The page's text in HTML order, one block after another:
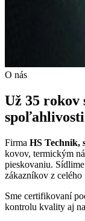
O nás
Už 35 rokov
spoľahlivosti
Firma HS Technik,
kovov, termickým
pieskovaniu.
zákazníkov z celého
Sme certifikovaní
kontrolu kvality aj